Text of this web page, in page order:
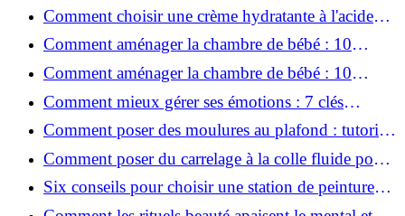
le réaliser
Comment choisir une crème hydratante à l'acide
hyaluronique et niacinamide ?
Comment aménager la chambre de bébé : 10
conseils sécurité, déco et rangement
Comment aménager la chambre de bébé : 10
conseils sécurité, déco et rangement
Comment mieux gérer ses émotions : 7 clés
pratiques
Comment poser des moulures au plafond : tutoriel
vidéo pas à pas ?
Comment poser du carrelage à la colle fluide pour
un rendu professionnel ?
Six conseils pour choisir une station de peinture
basse pression